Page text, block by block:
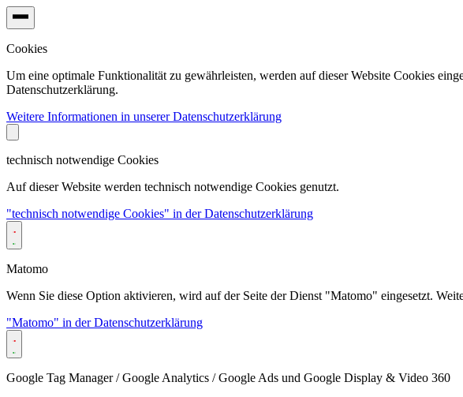
Cookies
Um eine optimale Funktionalität zu gewährleisten, werden auf dieser Website Cookies
Datenschutzerklärung.
Weitere Informationen in unserer Datenschutzerklärung
technisch notwendige Cookies
Auf dieser Website werden technisch notwendige Cookies genutzt.
"technisch notwendige Cookies" in der Datenschutzerklärung
Matomo
Wenn Sie diese Option aktivieren, wird auf der Seite der Dienst "Matomo" eingesetzt.
"Matomo" in der Datenschutzerklärung
Google Tag Manager / Google Analytics / Google Ads und Google Display & Video 360